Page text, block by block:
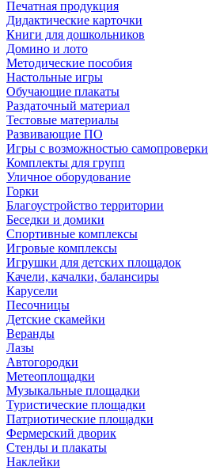
Печатная продукция
Дидактические карточки
Книги для дошкольников
Домино и лото
Методические пособия
Настольные игры
Обучающие плакаты
Раздаточный материал
Тестовые материалы
Развивающие ПО
Игры с возможностью самопроверки
Комплекты для групп
Уличное оборудование
Горки
Благоустройство территории
Беседки и домики
Спортивные комплексы
Игровые комплексы
Игрушки для детских площадок
Качели, качалки, балансиры
Карусели
Песочницы
Детские скамейки
Веранды
Лазы
Автогородки
Метеоплощадки
Музыкальные площадки
Туристические площадки
Патриотические площадки
Фермерский дворик
Стенды и плакаты
Наклейки